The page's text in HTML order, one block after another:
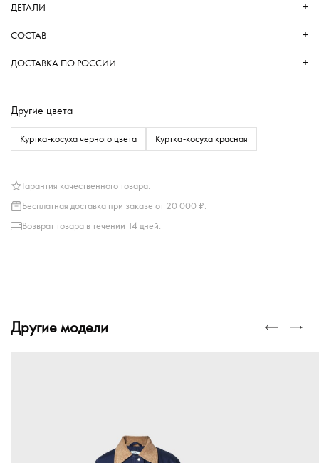
ДЕТАЛИ
СОСТАВ
ДОСТАВКА ПО РОССИИ
Другие цвета
Куртка-косуха черного цвета Куртка-косуха красная
Гарантия качественного товара.
Бесплатная доставка при заказе от 20 000 ₽.
Возврат товара в течении 14 дней.